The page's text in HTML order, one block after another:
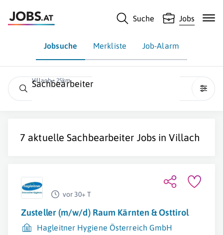
Suche Jobs
Jobsuche Merkliste Job-Alarm
Villach • 25km
Sachbearbeiter
7 aktuelleSachbearbeiter Jobs inVillach
vor 30+ T
Zusteller (m/w/d) Raum Kärnten & Osttirol
Hagleitner Hygiene Österreich GmbH